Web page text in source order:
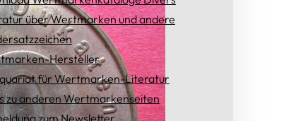
über Wertmarken und andere
Hersteller
für Wertmarken-Literatur
zu anderen Wertmarkenseiten